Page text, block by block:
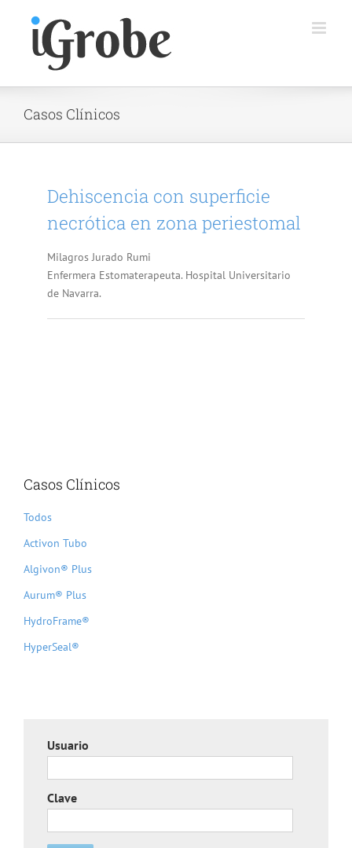
contenido
Casos Clínicos
Dehiscencia con superficie
necrótica en zona periestomal
Milagros Jurado Rumi
Enfermera Estomaterapeuta. Hospital Universitario
de Navarra.
Casos Clínicos
Todos
Activon Tubo
Algivon® Plus
Aurum® Plus
HydroFrame®
HyperSeal®
Usuario
Clave